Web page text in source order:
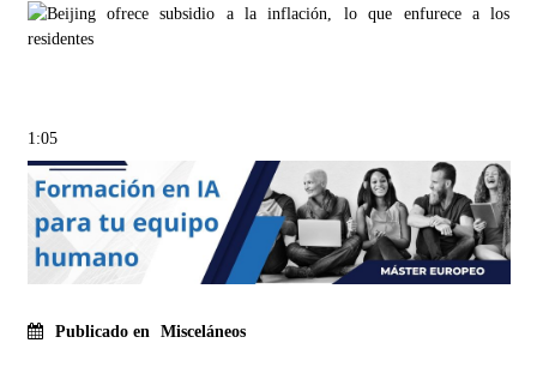
1:05
Publicado en Misceláneos